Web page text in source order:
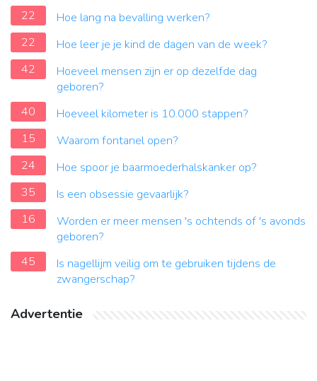
22
Hoe lang na bevalling werken?
22
Hoe leer je je kind de dagen van de week?
42
Hoeveel mensen zijn er op dezelfde dag
geboren?
40
Hoeveel kilometer is 10.000 stappen?
15
Waarom fontanel open?
24
Hoe spoor je baarmoederhalskanker op?
35
Is een obsessie gevaarlijk?
16
Worden er meer mensen 's ochtends of 's avonds
geboren?
45
Is nagellijm veilig om te gebruiken tijdens de
zwangerschap?
Advertentie